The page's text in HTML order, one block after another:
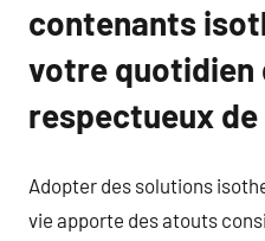
contenants
votre quotidien
respectueux de
Adopter des solutions
vie apporte des atouts